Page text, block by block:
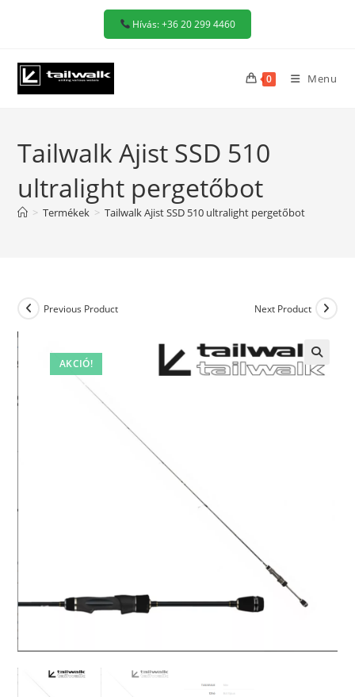
Hívás: +36 20 299 4460
0 Menu
Tailwalk Ajist SSD 510
ultralight pergetőbot
> Termékek > Tailwalk Ajist SSD 510 ultralight pergetőbot
AKCIÓ!
Previous Product Next Product